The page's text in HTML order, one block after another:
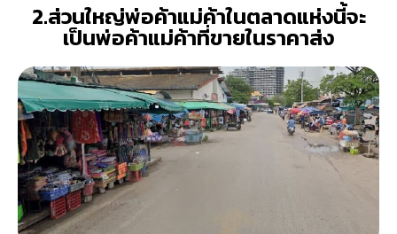
2.ส่วนใหญ่พ่อค้าแม่ค้าในตลาดแห่งนี้จะ
เป็นพ่อค้าแม่ค้าที่ขายในราคาส่ง